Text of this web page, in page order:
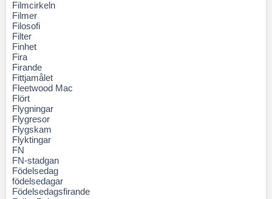
Filmcirkeln
Filmer
Filosofi
Filter
Finhet
Fira
Firande
Fittjamålet
Fleetwood Mac
Flört
Flygningar
Flygresor
Flygskam
Flyktingar
FN
FN-stadgan
Födelsedag
födelsedagar
Födelsedagsfirande